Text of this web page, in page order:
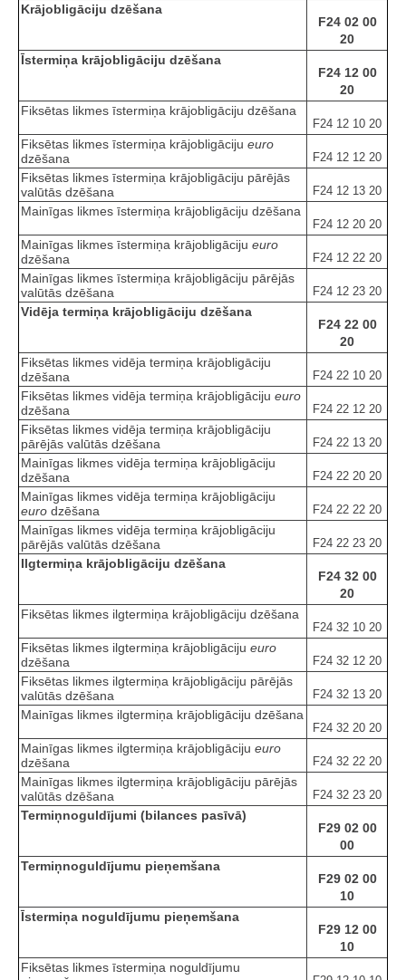
Krājobligāciju dzēšana
F24 02 00
20
Īstermiņa krājobligāciju dzēšana
F24 12 00
20
Fiksētas likmes īstermiņa krājobligāciju dzēšana
F24 12 10 20
Fiksētas likmes īstermiņa krājobligāciju euro
dzēšana
F24 12 12 20
Fiksētas likmes īstermiņa krājobligāciju pārējās
valūtās dzēšana
F24 12 13 20
Mainīgas likmes īstermiņa krājobligāciju dzēšana
F24 12 20 20
Mainīgas likmes īstermiņa krājobligāciju euro
dzēšana
F24 12 22 20
Mainīgas likmes īstermiņa krājobligāciju pārējās
valūtās dzēšana
F24 12 23 20
Vidēja termiņa krājobligāciju dzēšana
F24 22 00
20
Fiksētas likmes vidēja termiņa krājobligāciju
dzēšana
F24 22 10 20
Fiksētas likmes vidēja termiņa krājobligāciju euro
dzēšana
F24 22 12 20
Fiksētas likmes vidēja termiņa krājobligāciju
pārējās valūtās dzēšana
F24 22 13 20
Mainīgas likmes vidēja termiņa krājobligāciju
dzēšana
F24 22 20 20
Mainīgas likmes vidēja termiņa krājobligāciju
euro dzēšana F24 22 22 20
Mainīgas likmes vidēja termiņa krājobligāciju
pārējās valūtās dzēšana
F24 22 23 20
Ilgtermiņa krājobligāciju dzēšana
F24 32 00
20
Fiksētas likmes ilgtermiņa krājobligāciju dzēšana
F24 32 10 20
Fiksētas likmes ilgtermiņa krājobligāciju euro
dzēšana
F24 32 12 20
Fiksētas likmes ilgtermiņa krājobligāciju pārējās
valūtās dzēšana
F24 32 13 20
Mainīgas likmes ilgtermiņa krājobligāciju dzēšana
F24 32 20 20
Mainīgas likmes ilgtermiņa krājobligāciju euro
dzēšana
F24 32 22 20
Mainīgas likmes ilgtermiņa krājobligāciju pārējās
valūtās dzēšana
F24 32 23 20
Termiņnoguldījumi (bilances pasīvā)
F29 02 00
00
Termiņnoguldījumu pieņemšana
F29 02 00
10
Īstermiņa noguldījumu pieņemšana
F29 12 00
10
Fiksētas likmes īstermiņa noguldījumu